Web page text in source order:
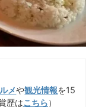
メや観光情報を15
歴はこちら）